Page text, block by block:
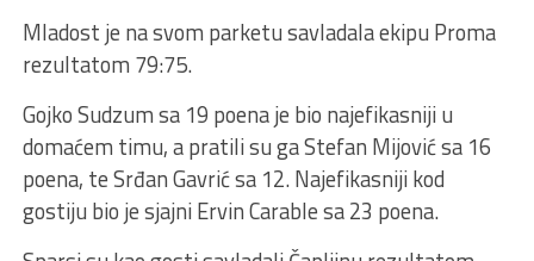
Mladost je na svom parketu savladala ekipu Proma
rezultatom 79:75.
Gojko Sudzum sa 19 poena je bio najefikasniji u
domaćem timu, a pratili su ga Stefan Mijović sa 16
poena, te Srđan Gavrić sa 12. Najefikasniji kod
gostiju bio je sjajni Ervin Carable sa 23 poena.